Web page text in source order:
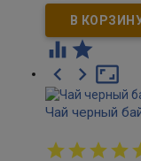
 

 
Чай черный